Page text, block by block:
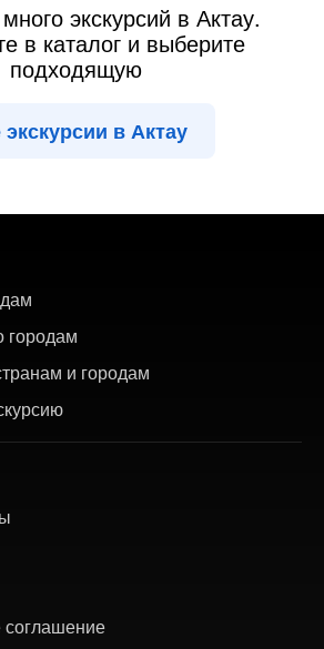
экскурсий в Актау.
в каталог и выберите
подходящую
в Актау
городам
и городам
соглашение